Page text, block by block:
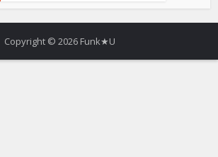
Copyright © 2026 Funk★U